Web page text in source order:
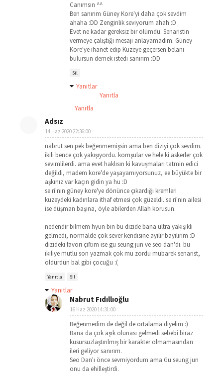
Canımsın ^^
Ben sanırım Güney Kore'yi daha çok sevdim
ahaha :DD Zenginlik seviyorum ahah :D
Evet ne kadar gereksiz bir ölümdü. Senaristin
vermeye çalıştığı mesajı anlayamadım. Güney
Kore'ye ihanet edip Kuzeye geçersen belanı
bulursun demek istedi sanırım :DD
Sil
Yanıtlar
Yanıtla
Yanıtla
Adsız
14 Haz 2020 22:36:00
nabrut sen pek beğenmemişsin ama ben diziyi çok sevdim.
ikili bence çok yakışıyordu. komşular ve hele ki askerler çok
sevimlilerdi. ama evet haklısın ki kavuşmaları tatmin edici
değildi, madem kore'de yaşayamıyorsunuz, ee büyükte bir
aşkınız var kaçın gidin ya hu :D
se ri'nin güney kore'ye dönünce çıkardığı kremleri
kuzeydeki kadınlara ithaf etmesi çok güzeldi. se ri'nin ailesi
ise düşman başına, öyle abilerden Allah korusun.
nedendir bilmem hyun bin bu dizide bana ultra yakışıklı
gelmedi, normalde çok sever kendisine ayılır bayılırım :D
dizideki favori çiftim ise gu seung jun ve seo dan'dı. bu
ikiliye mutlu son yazmak çok mu zordu mübarek senarist,
öldürdün bal gibi çocuğu :(
Yanıtla Sil
Yanıtlar
Nabrut Fıdıllıoğlu
16 Haz 2020 14:31:00
Beğenmedim de değil de ortalama diyelim :)
Bana da çok aşık olunası gelmedi sebebi biraz
kusursuzlaştırılmış bir karakter olmamasından
ileri geliyor sanırım.
Seo Dan'ı önce sevmiyordum ama Gu seung jun
onu da ehilleştirdi.